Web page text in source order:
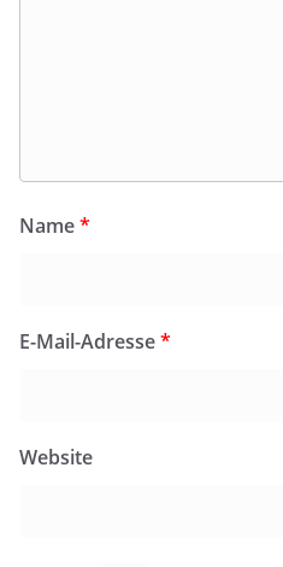
Name*
E-Mail-Adresse*
Website